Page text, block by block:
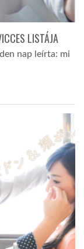
LISTÁJA
nap leírta: mi